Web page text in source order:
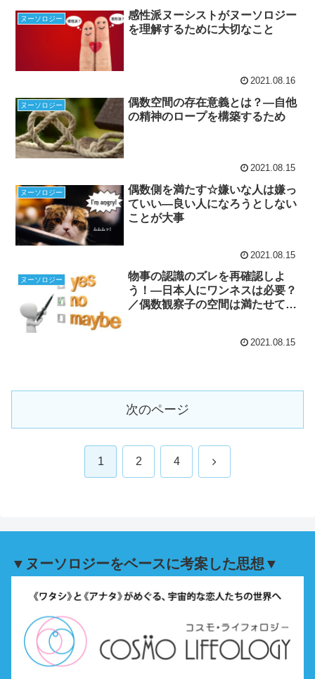
ヌーソロジー
感性派ヌーシストがヌーソロジー
を理解するために大切なこと
2021.08.16
ヌーソロジー
偶数空間の存在意義とは？―自他
の精神のロープを構築するため
2021.08.15
ヌーソロジー
偶数側を満たす☆嫌いな人は嫌っ
ていい―良い人になろうとしない
ことが大事
2021.08.15
ヌーソロジー
物事の認識のズレを再確認しよ
う！―日本人にワンネスは必要？
／偶数観察子の空間は満たせて
2021.08.15
次のページ
1 2 4 次
▼ヌーソロジーをベースに考案した思想▼